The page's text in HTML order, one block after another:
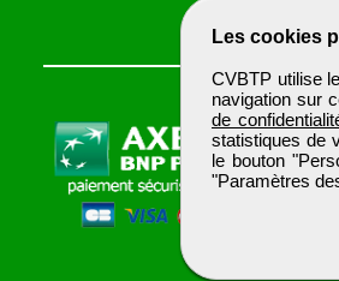
Les cookies
CVBTP utilise
navigation sur
de
statistiques de
le bouton
"Paramètres